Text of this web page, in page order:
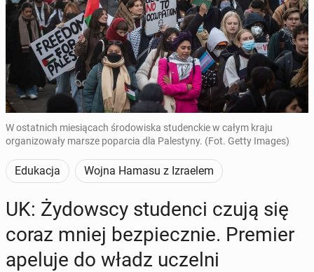
W ostatnich miesiącach środowiska studenckie w całym kraju
organizowały marsze poparcia dla Palestyny. (Fot. Getty Images)
Edukacja Wojna Hamasu z Izraelem
UK: Ży­dow­scy stu­den­ci czują się
coraz mniej bez­piecz­nie. Premier
apeluje do władz uczelni